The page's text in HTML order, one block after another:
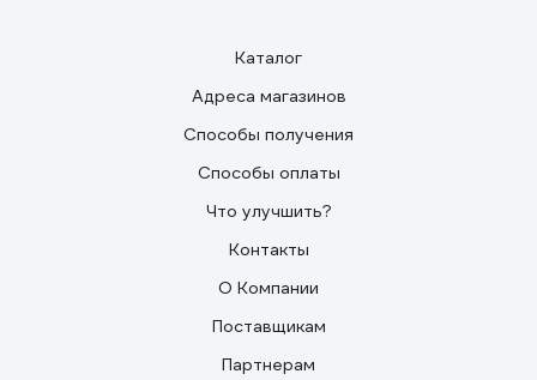
Каталог
Адреса магазинов
Способы получения
Способы оплаты
Что улучшить?
Контакты
О Компании
Поставщикам
Партнерам